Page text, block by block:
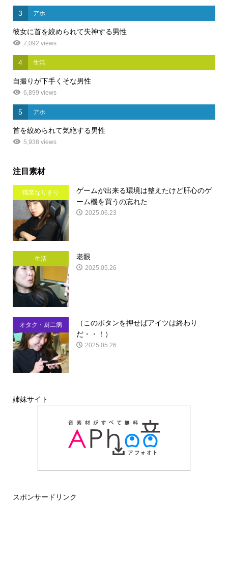
3 アホ
彼女に首を絞められて失神する男性
7,092 views
4 生活
自撮りが下手くそな男性
6,899 views
5 アホ
首を絞められて気絶する男性
5,938 views
注目素材
職業なりきり
ゲームが出来る環境は整えたけど肝心のゲ
ーム機を買うの忘れた
2025.06.23
生活 老眼
2025.05.26
オタク・厨二病
（このボタンを押せばアイツは終わり
だ・・！）
2025.05.26
姉妹サイト
スポンサードリンク